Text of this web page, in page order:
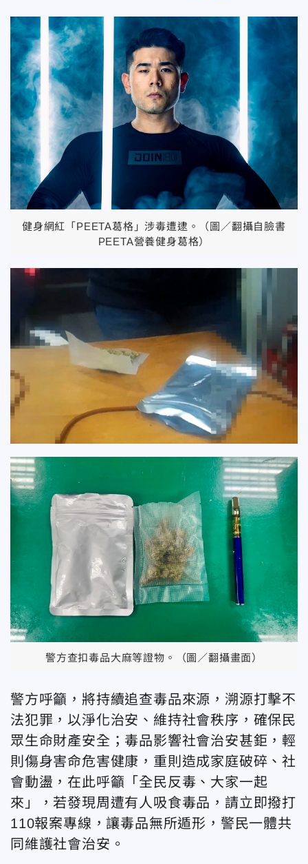
健身網紅「PEETA葛格」涉毒遭逮。（圖／翻攝自臉書
PEETA營養健身葛格）
警方查扣毒品大麻等證物。（圖／翻攝畫面）
警方呼籲，將持續追查毒品來源，溯源打擊不
法犯罪，以淨化治安、維持社會秩序，確保民
眾生命財產安全；毒品影響社會治安甚鉅，輕
則傷身害命危害健康，重則造成家庭破碎、社
會動盪，在此呼籲「全民反毒、大家一起
來」，若發現周遭有人吸食毒品，請立即撥打
110報案專線，讓毒品無所遁形，警民一體共
同維護社會治安。